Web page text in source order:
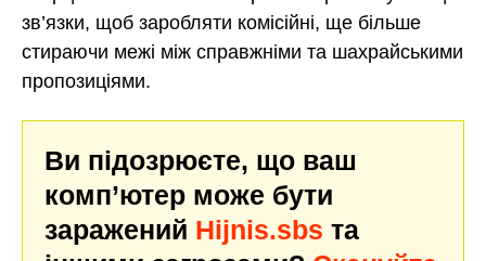
зв’язки, щоб заробляти комісійні, ще більше
стираючи межі між справжніми та шахрайськими
пропозиціями.
Ви підозрюєте, що ваш
комп’ютер може бути
заражений Hijnis.sbs та